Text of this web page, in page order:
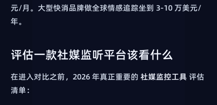
元/月。大型快消品牌做全球情感追踪坐到 3-10 万美元/
年。
评估一款社媒监听平台该看什么
在进入对比之前，2026 年真正重要的社媒监控工具 评估
清单：